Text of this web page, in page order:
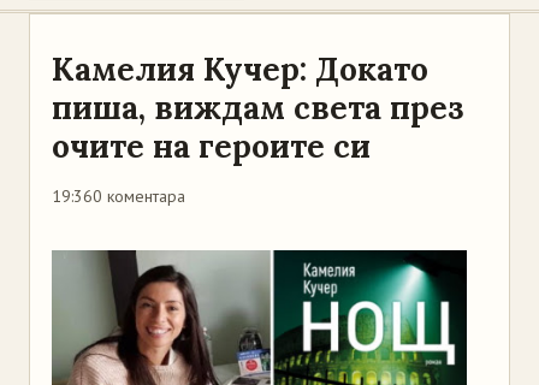
Камелия Кучер: Докато
пиша, виждам света през
очите на героите си
19:360 коментара